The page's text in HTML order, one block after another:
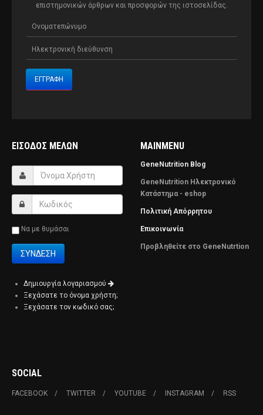
επιστημονικών άρθρων και προσφορών της ιστοσελίδας.
ΕΊΣΟΔΟΣ ΜΕΛΏΝ
Να με θυμάσαι
Δημιουργία λογαριασμού
Ξεχάσατε το όνομα χρήστη;
Ξεχάσατε τον κωδικό σας;
MAINMENU
GeneNutrition Blog
GeneNutrition Ηλεκτρονικό
Κατάστημα - eshop
Πολιτική Απόρρητου
Επικοινωνία
Προβληθείτε στο GeneNutrtion
SOCIAL
FACEBOOK TWITTER YOUTUBE INSTAGRAM RSS